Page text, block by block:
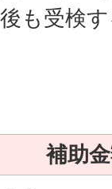
も受検
補助